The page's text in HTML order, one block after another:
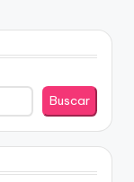
Buscar